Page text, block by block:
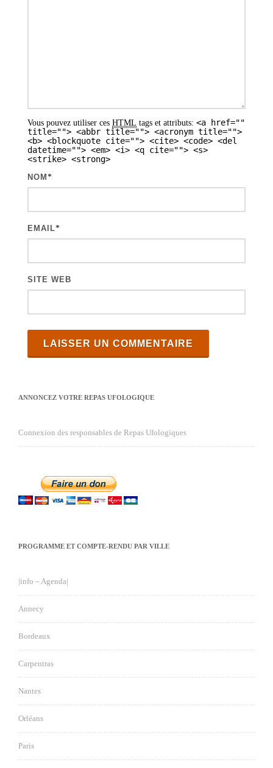
Vous pouvez utiliser ces HTML tags et attributs: <a href=""
title=""> <abbr title=""> <acronym title="">
<b> <blockquote cite=""> <cite> <code> <del
datetime=""> <em> <i> <q cite=""> <s>
<strike> <strong>
NOM *
EMAIL*
SITE WEB
ANNONCEZ VOTRE REPAS UFOLOGIQUE
Connexion des responsables de Repas Ufologiques
PROGRAMME ET COMPTE-RENDU PAR VILLE
|info – Agenda|
Annecy
Bordeaux
Carpentras
Nantes
Orléans
Paris